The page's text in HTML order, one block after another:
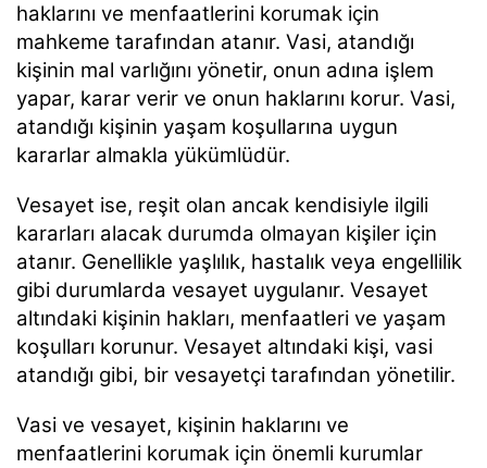
haklarını ve menfaatlerini korumak için
mahkeme tarafından atanır. Vasi, atandığı
kişinin mal varlığını yönetir, onun adına işlem
yapar, karar verir ve onun haklarını korur. Vasi,
atandığı kişinin yaşam koşullarına uygun
kararlar almakla yükümlüdür.
Vesayet ise, reşit olan ancak kendisiyle ilgili
kararları alacak durumda olmayan kişiler için
atanır. Genellikle yaşlılık, hastalık veya engellilik
gibi durumlarda vesayet uygulanır. Vesayet
altındaki kişinin hakları, menfaatleri ve yaşam
koşulları korunur. Vesayet altındaki kişi, vasi
atandığı gibi, bir vesayetçi tarafından yönetilir.
Vasi ve vesayet, kişinin haklarını ve
menfaatlerini korumak için önemli kurumlar